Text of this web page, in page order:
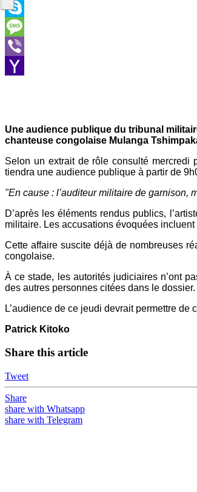
Outlook.com
Skype
Message
Viber
Une audience publique du tribunal
chanteuse congolaise Mulanga
Selon un extrait de rôle consulté mercredi
tiendra une audience publique à partir de
"En cause : l’auditeur militaire de garnison,
D’après les éléments rendus publics,
militaire. Les accusations évoquées
Cette affaire suscite déjà de nombreuses
congolaise.
À ce stade, les autorités judiciaires n’ont
des autres personnes citées dans le dossier.
L’audience de ce jeudi devrait permettre de
Patrick Kitoko
Share this article
Tweet
Share
share with Whatsapp
share with Telegram